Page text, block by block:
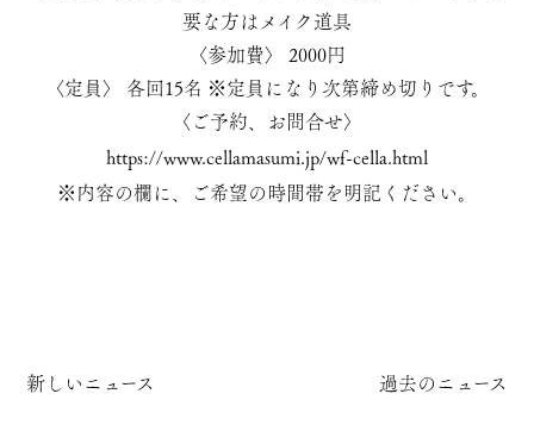
要な方はメイク道具
〈参加費〉 2000円
〈定員〉 各回15名 ※定員になり次第締め切りです。
〈ご予約、お問合せ〉
https://www.cellamasumi.jp/wf-cella.html
※内容の欄に、ご希望の時間帯を明記ください。
新しいニュース 過去のニュース